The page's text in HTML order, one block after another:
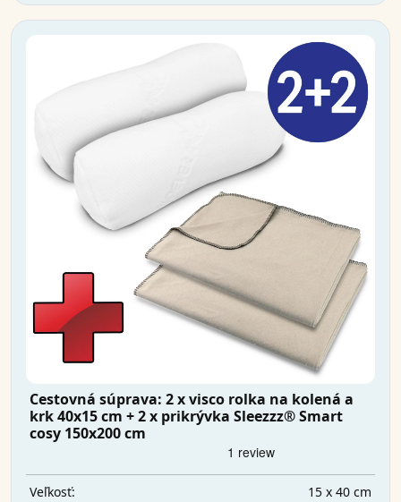
Cestovná súprava: 2 x visco rolka na kolená a
krk 40x15 cm + 2 x prikrývka Sleezzz® Smart
cosy 150x200 cm
Veľkosť:
15 x 40 cm